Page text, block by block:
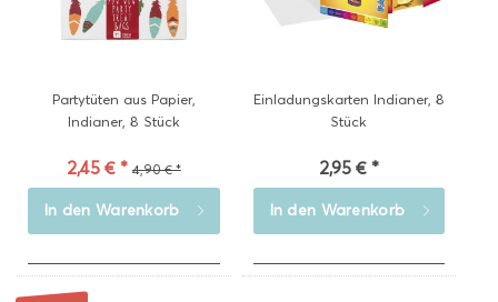
Partytüten aus Papier,
Indianer, 8 Stück
2,45 € * 4,90 € *
In den Warenkorb
Einladungskarten Indianer, 8
Stück
2,95 € *
In den Warenkorb